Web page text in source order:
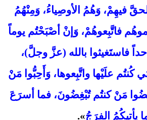
فيهِمْ، وَهُمُ الأوصِياءُ، وَمِنْهُمُ
فاتَّبِعوهُمْ، وَإنْ أصْبَحْتُم يوماً
فاستَغيثوا بالله (عزَّ وجلَّ)،
كُنتُم علَيْها واتَّبِعوها، وَأَحِبُّوا مَنْ
مَنْ كنتُم تُبْغِضُونَ، فما أسرَعَ
يأتيكُمُ الفرَجُ».